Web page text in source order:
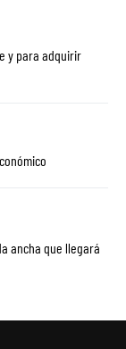
y para adquirir
ancha que llegará